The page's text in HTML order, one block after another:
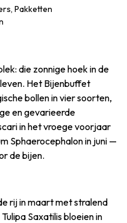
Pakketten
die zonnige hoek in de
Het Bijenbuffet
bollen in vier soorten,
en gevarieerde
in het vroege voorjaar
Sphaerocephalon in juni —
de bijen.
rij in maart met stralend
Saxatilis bloeien in